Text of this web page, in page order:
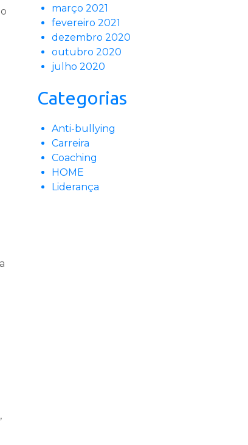
março 2021
fevereiro 2021
dezembro 2020
outubro 2020
julho 2020
Categorias
Anti-bullying
Carreira
Coaching
HOME
Liderança